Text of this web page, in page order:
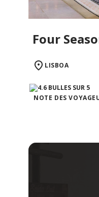
Four
LISBOA
NOTE DES